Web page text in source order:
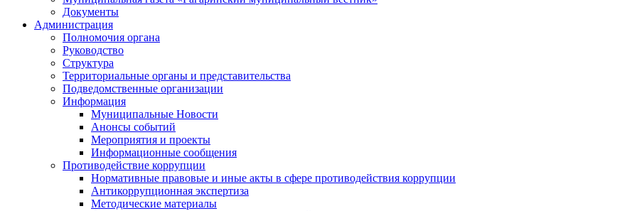
Документы
Администрация
Полномочия органа
Руководство
Структура
Территориальные органы и представительства
Подведомственные организации
Информация
Муниципальные Новости
Анонсы событий
Мероприятия и проекты
Информационные сообщения
Противодействие коррупции
Нормативные правовые и иные акты в сфере противодействия коррупции
Антикоррупционная экспертиза
Методические материалы